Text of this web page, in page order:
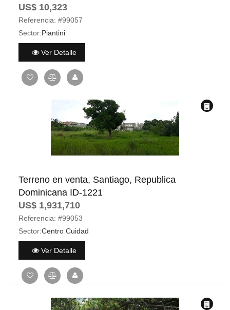
US$ 10,323
Referencia: #99057
Sector:Piantini
Ver Detalle
Terreno en venta, Santiago, Republica
Dominicana ID-1221
US$ 1,931,710
Referencia: #99053
Sector:Centro Cuidad
Ver Detalle